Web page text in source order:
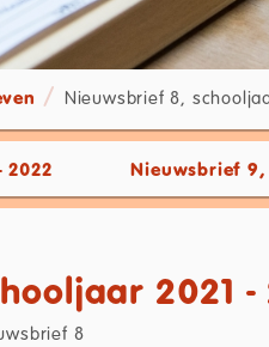
Nieuwsbrief 8,
2022 Nieuwsbrief 9,
2021 -
8